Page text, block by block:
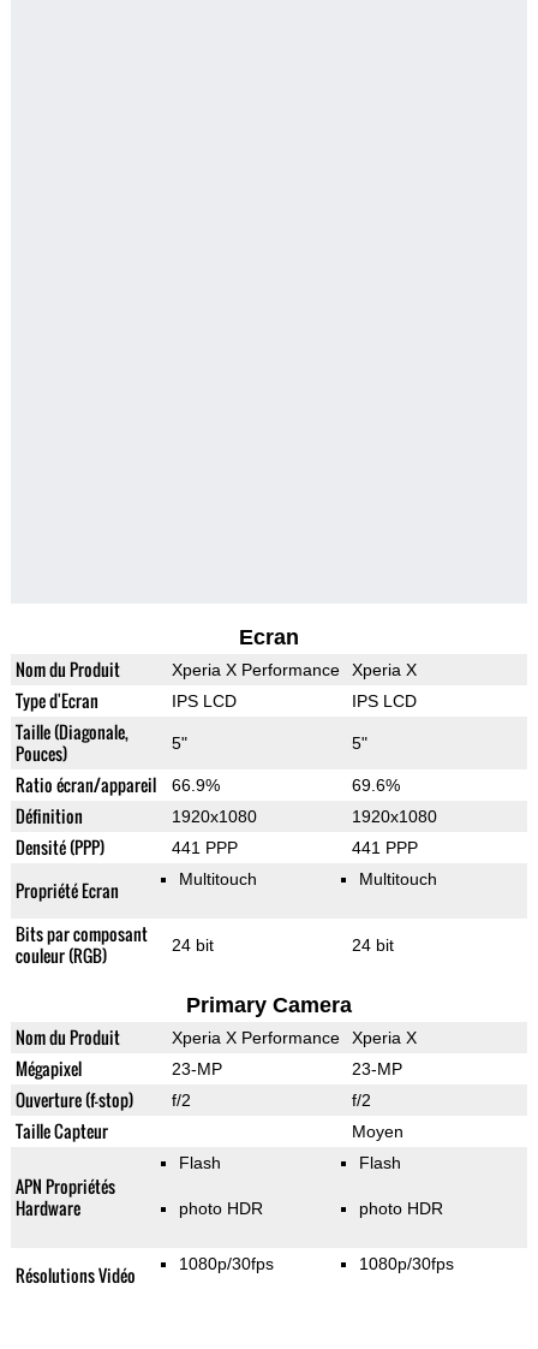
Ecran
Nom du Produit Xperia X Performance Xperia X
Type d'Ecran IPS LCD IPS LCD
Taille (Diagonale,
Pouces)
5" 5"
Ratio écran/appareil 66.9% 69.6%
Définition 1920x1080 1920x1080
Densité (PPP) 441 PPP 441 PPP
Propriété Ecran Multitouch Multitouch
Bits par composant
couleur (RGB)
24 bit 24 bit
Primary Camera
Nom du Produit Xperia X Performance Xperia X
Mégapixel 23-MP 23-MP
Ouverture (f-stop) f/2 f/2
Taille Capteur Moyen
APN Propriétés
Hardware
Flash
photo HDR
Flash
photo HDR
Résolutions Vidéo 1080p/30fps 1080p/30fps